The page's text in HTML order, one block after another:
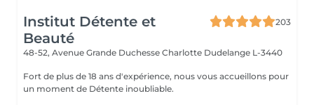
Institut Détente et
Beauté
203
48-52, Avenue Grande Duchesse Charlotte Dudelange L-3440
Fort de plus de 18 ans d'expérience, nous vous accueillons pour
un moment de Détente inoubliable.